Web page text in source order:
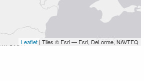
Leaflet| Tiles © Esri — Esri, DeLorme, NAVTEQ